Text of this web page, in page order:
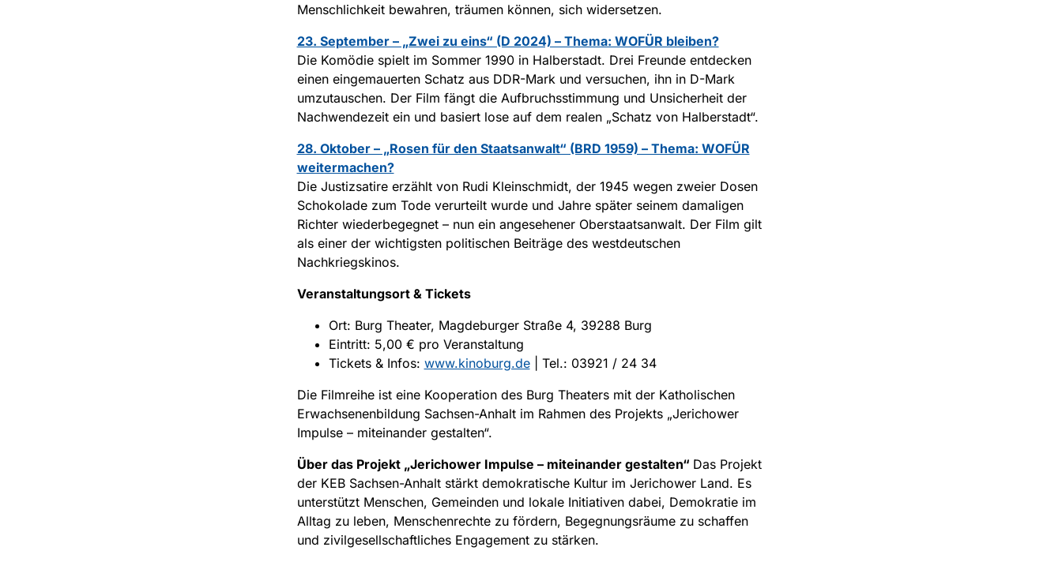
Menschlichkeit bewahren, träumen können, sich widersetzen.
23. September – „Zwei zu eins“ (D 2024) – Thema: WOFÜR bleiben?
Die Komödie spielt im Sommer 1990 in Halberstadt. Drei Freunde entdecken
einen eingemauerten Schatz aus DDR-Mark und versuchen, ihn in D-Mark
umzutauschen. Der Film fängt die Aufbruchsstimmung und Unsicherheit der
Nachwendezeit ein und basiert lose auf dem realen „Schatz von Halberstadt“.
28. Oktober – „Rosen für den Staatsanwalt“ (BRD 1959) – Thema: WOFÜR
weitermachen?
Die Justizsatire erzählt von Rudi Kleinschmidt, der 1945 wegen zweier Dosen
Schokolade zum Tode verurteilt wurde und Jahre später seinem damaligen
Richter wiederbegegnet – nun ein angesehener Oberstaatsanwalt. Der Film gilt
als einer der wichtigsten politischen Beiträge des westdeutschen
Nachkriegskinos.
Veranstaltungsort & Tickets
Ort: Burg Theater, Magdeburger Straße 4, 39288 Burg
Eintritt: 5,00 € pro Veranstaltung
Tickets & Infos: www.kinoburg.de| Tel.: 03921 / 24 34
Die Filmreihe ist eine Kooperation des Burg Theaters mit der Katholischen
Erwachsenenbildung Sachsen-Anhalt im Rahmen des Projekts „Jerichower
Impulse – miteinander gestalten“.
Über das Projekt „Jerichower Impulse – miteinander gestalten“ Das Projekt
der KEB Sachsen-Anhalt stärkt demokratische Kultur im Jerichower Land. Es
unterstützt Menschen, Gemeinden und lokale Initiativen dabei, Demokratie im
Alltag zu leben, Menschenrechte zu fördern, Begegnungsräume zu schaffen
und zivilgesellschaftliches Engagement zu stärken.